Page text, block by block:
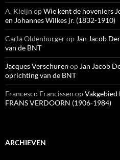
A. Kleijn opWie kent de hoveniers
en Johannes Wilkes jr. (1832-1910)
Carla Oldenburgerop Jan Jacob
van de BNT
Jacques Verschuren op Jan Jacob
oprichting van de BNT
Francesco Francissen opVakgebied
FRANS VERDOORN (1906-1984)
ARCHIEVEN